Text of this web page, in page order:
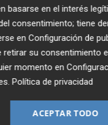
al
¡Quiero suscribirme!
basarse en el interés
consentimiento; tiene
enConfiguración de
retirar su consentimiento
momento en
.Política de privacidad
ACEPTAR TODO